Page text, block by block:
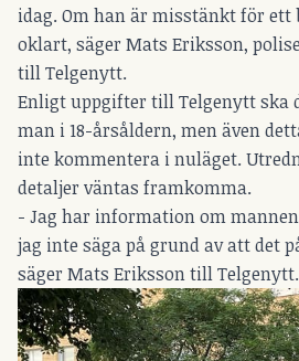
idag. Om han är misstänkt för
oklart, säger Mats Eriksson,
till Telgenytt.
Enligt uppgifter till Telgenytt ska
man i 18-årsåldern, men även
inte kommentera i nuläget.
detaljer väntas framkomma.
- Jag har information om
jag inte säga på grund av att det
säger Mats Eriksson till Telgenytt.